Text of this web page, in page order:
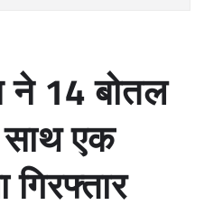
14 बोतल
एक